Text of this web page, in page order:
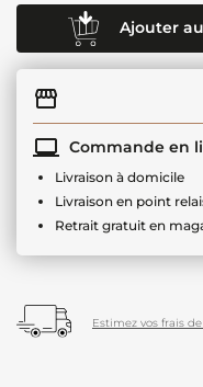
Ajouter
Commande en
Livraison à domicile
Livraison en point
Retrait gratuit en
Estimez vos frais